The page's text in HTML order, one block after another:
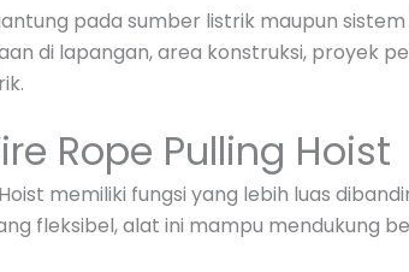
pada sumber listrik maupun sistem
di lapangan, area konstruksi, proyek
Rope Pulling Hoist
memiliki fungsi yang lebih luas
fleksibel, alat ini mampu mendukung